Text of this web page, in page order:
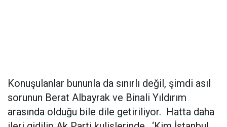
Konuşulanlar bununla da sınırlı değil, şimdi asıl
sorunun Berat Albayrak ve Binali Yıldırım
arasında olduğu bile dile getiriliyor. Hatta daha